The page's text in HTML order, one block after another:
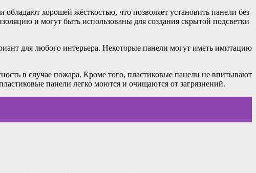
хорошей жёсткостью, что позволяет установить панели без
и могут быть использованы для создания скрытой подсветки
для любого интерьера. Некоторые панели могут иметь имитацию
в случае пожара. Кроме того, пластиковые панели не впитывают
панели легко моются и очищаются от загрязнений.